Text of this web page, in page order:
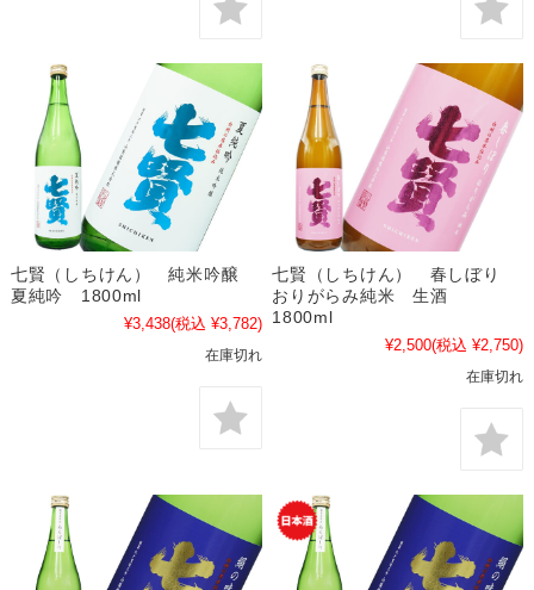
七賢（しちけん） 純米吟醸
夏純吟 1800ml
¥3,438(税込 ¥3,782)
在庫切れ
七賢（しちけん） 春しぼり
おりがらみ純米 生酒
1800ml
¥2,500(税込 ¥2,750)
在庫切れ